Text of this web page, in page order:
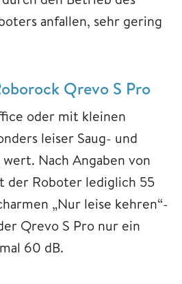
anfallen, sehr gering
Qrevo S Pro
oder mit kleinen
leiser Saug- und
Nach Angaben von
der Roboter lediglich 55
„Nur leise kehren“-
Qrevo S Pro nur ein
60 dB.